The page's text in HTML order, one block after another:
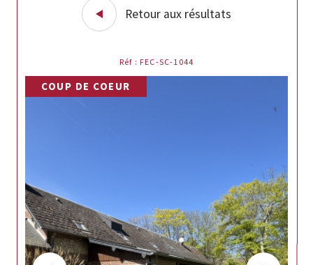
Retour aux résultats
Réf : FEC-SC-1044
COUP DE COEUR